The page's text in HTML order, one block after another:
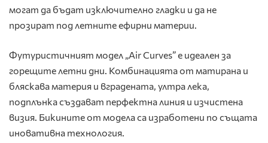
могат да бъдат изключително гладки и да не
прозират под летните ефирни материи.
Футуристичният модел „Air Curves” е идеален за
горещите летни дни. Комбинацията от матирана и
бляскава материя и вградената, ултра лека,
подплънка създават перфектна линия и изчистена
визия. Бикините от модела са изработени по същата
иновативна технология.